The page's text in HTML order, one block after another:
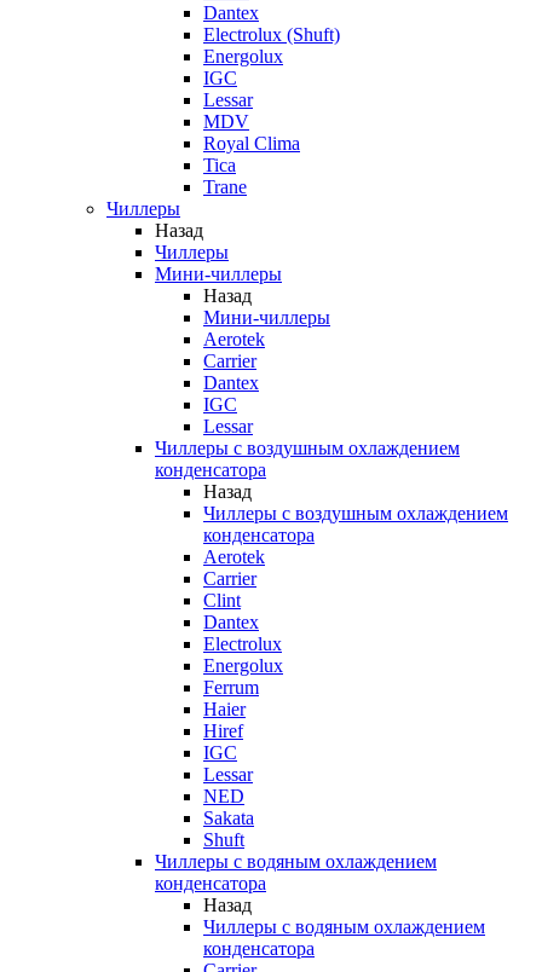
Dantex
Electrolux (Shuft)
Energolux
IGC
Lessar
MDV
Royal Clima
Tica
Trane
Чиллеры
Назад
Чиллеры
Мини-чиллеры
Назад
Мини-чиллеры
Aerotek
Carrier
Dantex
IGC
Lessar
Чиллеры с воздушным охлаждением
конденсатора
Назад
Чиллеры с воздушным охлаждением
конденсатора
Aerotek
Carrier
Clint
Dantex
Electrolux
Energolux
Ferrum
Haier
Hiref
IGC
Lessar
NED
Sakata
Shuft
Чиллеры с водяным охлаждением
конденсатора
Назад
Чиллеры с водяным охлаждением
конденсатора